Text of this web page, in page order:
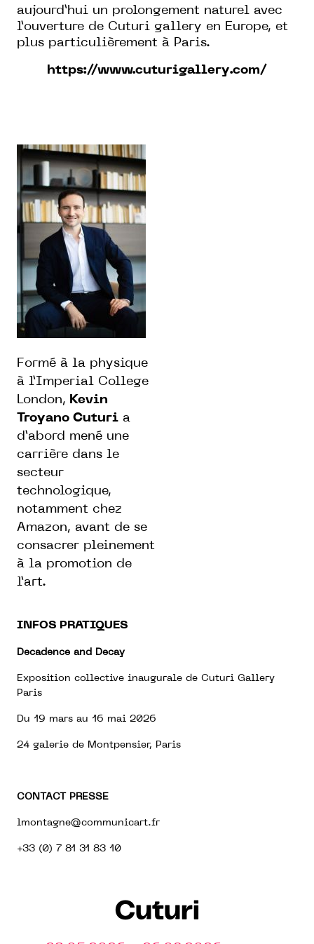
aujourd’hui un prolongement naturel avec
l’ouverture de Cuturi gallery en Europe, et
plus particulièrement à Paris.
https://www.cuturigallery.com/
Formé à la physique
à l’Imperial College
London, Kevin
Troyano Cuturi a
d’abord mené une
carrière dans le
secteur
technologique,
notamment chez
Amazon, avant de se
consacrer pleinement
à la promotion de
l’art.
INFOS PRATIQUES
Decadence and Decay
Exposition collective inaugurale de Cuturi Gallery
Paris
Du 19 mars au 16 mai 2026
24 galerie de Montpensier, Paris
CONTACT PRESSE
lmontagne@communicart.fr
+33 (0) 7 81 31 83 10
Cuturi